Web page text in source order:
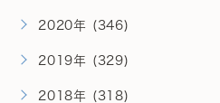
2020年 (346)
2019年 (329)
2018年 (318)